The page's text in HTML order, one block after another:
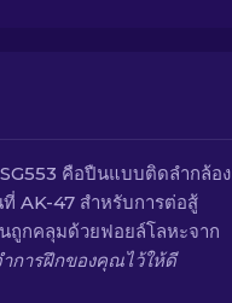
คือปืนแบบติดลำกล้อง
AK-47 สำหรับการต่อสู้
ถูกคลุมด้วยฟอยล์โลหะจาก
ำการฝึกของคุณไว้ให้ดี